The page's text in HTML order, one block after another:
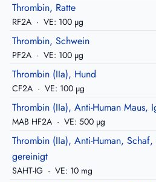
Thrombin, Ratte
RF2A · VE: 100 µg
Thrombin, Schwein
PF2A · VE: 100 µg
Thrombin (IIa), Hund
CF2A · VE: 100 µg
Thrombin (IIa), Anti-Human Maus,
MAB HF2A · VE: 500 µg
Thrombin (IIa), Anti-Human,
gereinigt
SAHT-IG · VE: 10 mg